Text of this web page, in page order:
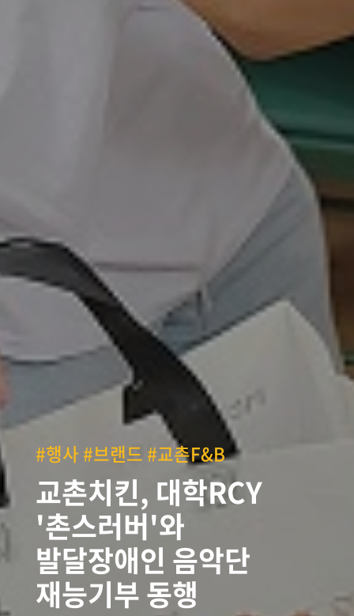
#행사 #브랜드 #교촌F&B
교촌치킨, 대학RCY
'촌스러버'와
발달장애인 음악단
재능기부 동행